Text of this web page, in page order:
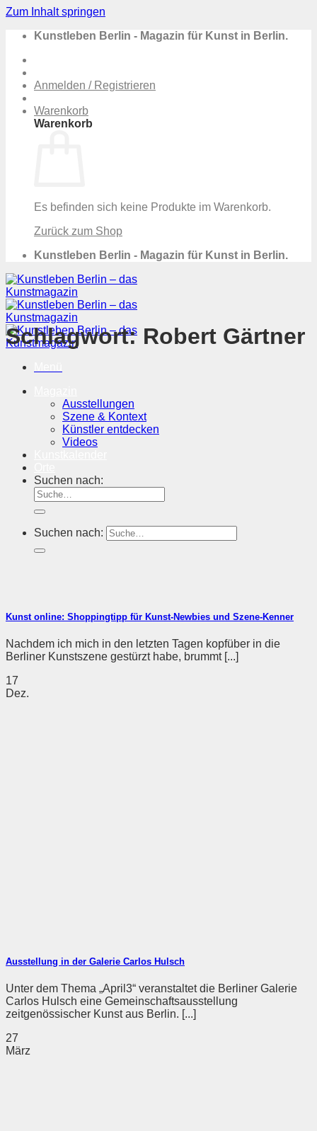
Zum Inhalt springen
Kunstleben Berlin - Magazin für Kunst in Berlin.
Anmelden / Registrieren
Warenkorb
Warenkorb
Es befinden sich keine Produkte im Warenkorb.
Zurück zum Shop
Kunstleben Berlin - Magazin für Kunst in Berlin.
Ausstellungen
Szene & Kontext
Künstler entdecken
Videos
Suchen nach:
Suchen nach:
Schlagwort: Robert Gärtner
Kunst online: Shoppingtipp für Kunst-Newbies und Szene-Kenner
Nachdem ich mich in den letzten Tagen kopfüber in die
Berliner Kunstszene gestürzt habe, brummt [...]
17
Dez.
Ausstellung in der Galerie Carlos Hulsch
Unter dem Thema „April3“ veranstaltet die Berliner Galerie
Carlos Hulsch eine Gemeinschaftsausstellung
zeitgenössischer Kunst aus Berlin. [...]
27
März